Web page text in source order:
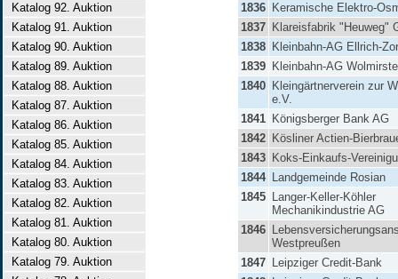
Katalog 92. Auktion
Katalog 91. Auktion
Katalog 90. Auktion
Katalog 89. Auktion
Katalog 88. Auktion
Katalog 87. Auktion
Katalog 86. Auktion
Katalog 85. Auktion
Katalog 84. Auktion
Katalog 83. Auktion
Katalog 82. Auktion
Katalog 81. Auktion
Katalog 80. Auktion
Katalog 79. Auktion
1836 Keramische Elektro-
1837 Klareisfabrik "Heuweg"
1838 Kleinbahn-AG Ellrich-
1839 Kleinbahn-AG
1840 Kleingärtnerverein zur
e.V.
1841 Königsberger Bank AG
1842 Kösliner Actien-
1843 Koks-Einkaufs-
1844 Landgemeinde Rosian
1845 Langer-Keller-Köhler
Mechanikindustrie AG
1846
Westpreußen
1847 Leipziger Credit-Bank